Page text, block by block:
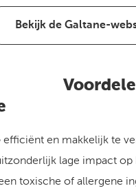
Bekijk de Galtane-
efficiënt en makkelijk te
lage impact op
toxische of allergene